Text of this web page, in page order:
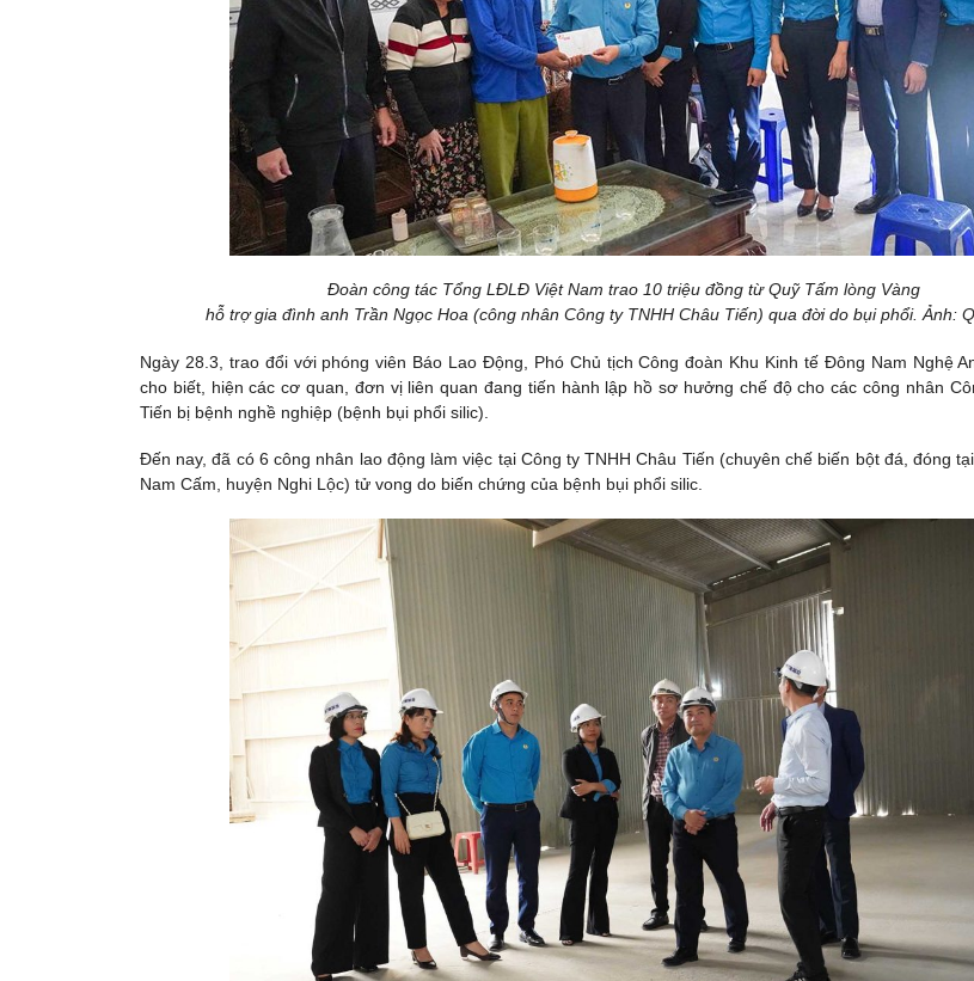
Đoàn công tác Tổng LĐLĐ Việt Nam trao 10 triệu đồng từ Quỹ Tấm lòng Vàng
hỗ trợ gia đình anh Trần Ngọc Hoa (công nhân Công ty TNHH Châu Tiến) qua đời do bụi phổi. Ảnh:
Ngày 28.3, trao đổi với phóng viên Báo Lao Động, Phó Chủ tịch Công đoàn Khu Kinh tế Đông Nam Nghệ
cho biết, hiện các cơ quan, đơn vị liên quan đang tiến hành lập hồ sơ hưởng chế độ cho các công nhân
Tiến bị bệnh nghề nghiệp (bệnh bụi phổi silic).
Đến nay, đã có 6 công nhân lao động làm việc tại Công ty TNHH Châu Tiến (chuyên chế biến bột đá, đóng
Nam Cấm, huyện Nghi Lộc) tử vong do biến chứng của bệnh bụi phổi silic.